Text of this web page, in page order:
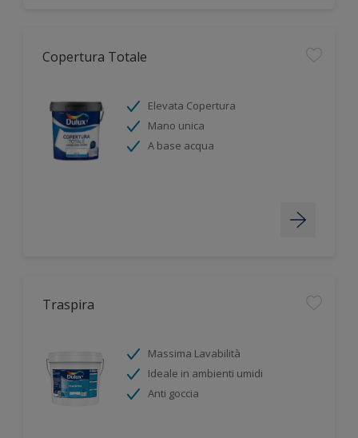
Copertura Totale
Elevata Copertura
Mano unica
A base acqua
Traspira
Massima Lavabilità
Ideale in ambienti umidi
Anti goccia